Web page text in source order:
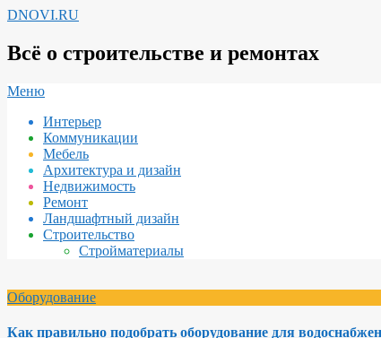
Перейти
содержимому
DNOVI.RU
Всё о строительстве и ремонтах
Вторичное
навигации
Меню
Интерьер
Коммуникации
Мебель
Архитектура и дизайн
Недвижимость
Ремонт
Ландшафтный дизайн
Строительство
Стройматериалы
Оборудование
Как правильно подобрать оборудование для